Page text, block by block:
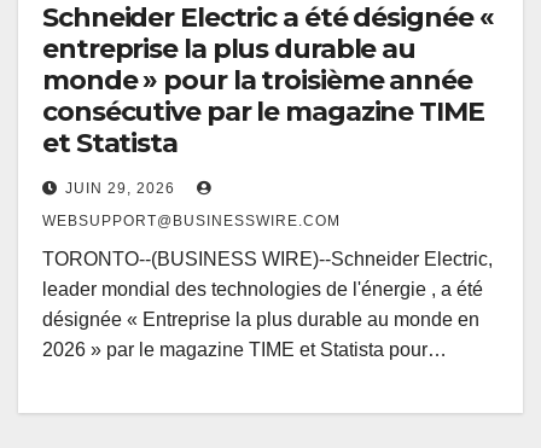
Schneider Electric a été désignée «
entreprise la plus durable au
monde » pour la troisième année
consécutive par le magazine TIME
et Statista
JUIN 29, 2026
WEBSUPPORT@BUSINESSWIRE.COM
TORONTO--(BUSINESS WIRE)--Schneider Electric,
leader mondial des technologies de l'énergie , a été
désignée « Entreprise la plus durable au monde en
2026 » par le magazine TIME et Statista pour…